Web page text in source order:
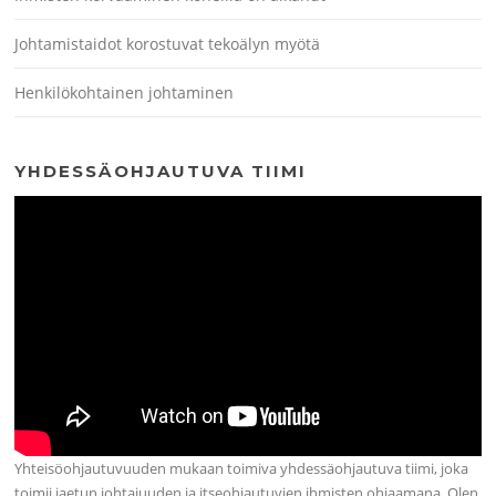
Johtamistaidot korostuvat tekoälyn myötä
Henkilökohtainen johtaminen
YHDESSÄOHJAUTUVA TIIMI
Yhteisöohjautuvuuden mukaan toimiva yhdessäohjautuva tiimi, joka